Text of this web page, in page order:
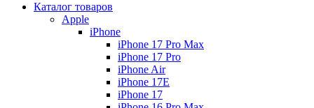
Каталог товаров
Apple
iPhone
iPhone 17 Pro Max
iPhone 17 Pro
iPhone Air
iPhone 17E
iPhone 17